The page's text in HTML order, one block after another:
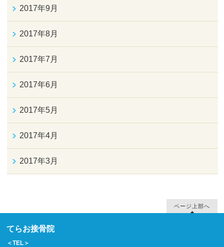
2017年9月
2017年8月
2017年7月
2017年6月
2017年5月
2017年4月
2017年3月
ページ上部へ
てらお接骨院
＜TEL＞